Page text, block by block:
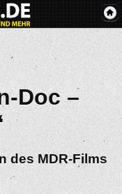
Doc –
des MDR-Films